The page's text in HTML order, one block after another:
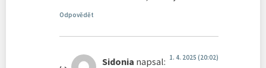
Odpovědět
Sidonia napsal: 1. 4. 2025 (20:02)